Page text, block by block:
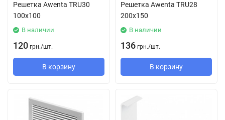
Решетка Awenta TRU30
100х100
В наличии
120 грн./шт.
В корзину
Решетка Awenta TRU28
200х150
В наличии
136 грн./шт.
В корзину